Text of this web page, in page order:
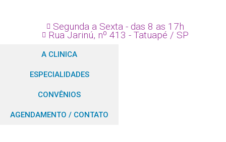
Segunda a Sexta - das 8 as 17h
Rua Jarinú, nº 413 - Tatuapé / SP
A CLINICA
ESPECIALIDADES
CONVÊNIOS
AGENDAMENTO / CONTATO